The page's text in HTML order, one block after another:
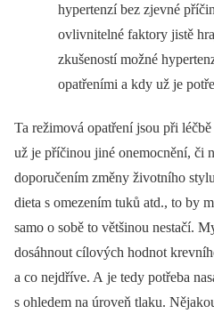
hypertenzí bez zjevné
ovlivnitelné faktory jistě
zkušeností možné
opatřeními a kdy už je
Ta režimová opatření jsou při
už je příčinou jiné onemocnění, či
doporučením změny životního
dieta s omezením tuků atd., to by
samo o sobě to většinou nestačí.
dosáhnout cílových hodnot
a co nejdříve. A je tedy potřeba
s ohledem na úroveň tlaku.